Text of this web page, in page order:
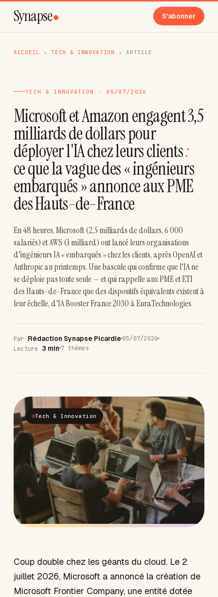
Synapse S'abonner
ACCUEIL › TECH & INNOVATION › ARTICLE
TECH & INNOVATION · 05/07/2026
Microsoft et Amazon engagent 3,5
milliards de dollars pour
déployer l'IA chez leurs clients:
ce que la vague des « ingénieurs
embarqués » annonce aux PME
des Hauts-de-France
En 48 heures, Microsoft (2,5 milliards de dollars, 6 000
salariés) et AWS (1 milliard) ont lancé leurs organisations
d'ingénieurs IA « embarqués » chez les clients, après OpenAI et
Anthropic au printemps. Une bascule qui confirme que l'IA ne
se déploie pas toute seule — et qui rappelle aux PME et ETI
des Hauts-de-France que des dispositifs équivalents existent à
leur échelle, d'IA Booster France 2030 à EuraTechnologies.
Par Rédaction Synapse Picardie 05/07/2026
Lecture 3 min 7 thèmes
Tech & Innovation
Coup double chez les géants du cloud. Le 2
juillet 2026, Microsoft a annoncé la création de
Microsoft Frontier Company, une entité dotée